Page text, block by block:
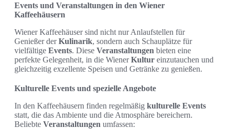
Events und Veranstaltungen in den Wiener
Kaffeehäusern
Wiener Kaffeehäuser sind nicht nur Anlaufstellen für
Genießer derKulinarik, sondern auch Schauplätze für
vielfältige Events. Diese Veranstaltungen bieten eine
perfekte Gelegenheit, in die WienerKultur einzutauchen und
gleichzeitig exzellente Speisen und Getränke zu genießen.
Kulturelle Events und spezielle Angebote
In den Kaffeehäusern finden regelmäßig kulturelle Events
statt, die das Ambiente und die Atmosphäre bereichern.
Beliebte Veranstaltungen umfassen: